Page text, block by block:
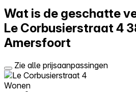
Wat is de geschatte
Le Corbusierstraat 4
Amersfoort
Zie alle prijsaanpassingen
Wonen